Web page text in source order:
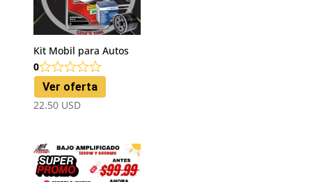
Kit Mobil para Autos
0
Ver oferta
22.50USD